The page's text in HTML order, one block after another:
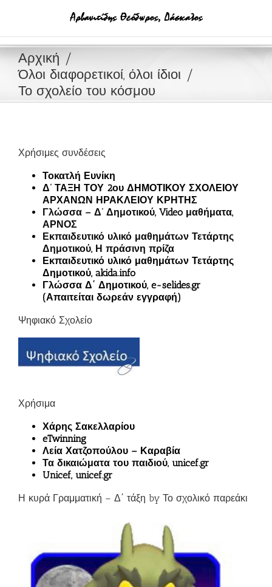
Αρχική
Όλοι διαφορετικοί, όλοι ίδιοι
Το σχολείο του κόσμου
Χρήσιμες συνδέσεις
Τοκατλή Ευνίκη
Δ’ ΤΑΞΗ ΤΟΥ 2ου ΔΗΜΟΤΙΚΟΥ ΣΧΟΛΕΙΟΥ
ΑΡΧΑΝΩΝ ΗΡΑΚΛΕΙΟΥ ΚΡΗΤΗΣ
Γλώσσα – Δ’ Δημοτικού, Video μαθήματα,
ΑΡΝΟΣ
Εκπαιδευτικό υλικό μαθημάτων Τετάρτης
Δημοτικού, Η πράσινη πρίζα
Εκπαιδευτικό υλικό μαθημάτων Τετάρτης
Δημοτικού, akida.info
Γλώσσα Δ΄ Δημοτικού, e-selides.gr
(Απαιτείται δωρεάν εγγραφή)
Ψηφιακό Σχολείο
Χρήσιμα
Χάρης Σακελλαρίου
eTwinning
Λεία Χατζοπούλου – Καραβία
Τα δικαιώματα του παιδιού, unicef.gr
Unicef, unicef.gr
Η κυρά Γραμματική – Δ΄ τάξη by Το σχολικό παρεάκι